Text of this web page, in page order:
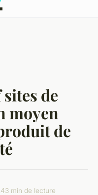
de
moyen
de
3 min de lecture